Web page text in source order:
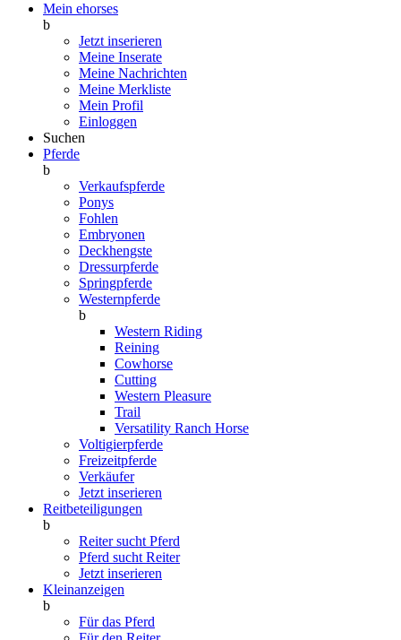
Mein ehorses
b
Jetzt inserieren
Meine Inserate
Meine Nachrichten
Meine Merkliste
Mein Profil
Einloggen
Suchen
Pferde
b
Verkaufspferde
Ponys
Fohlen
Embryonen
Deckhengste
Dressurpferde
Springpferde
Westernpferde
b
Western Riding
Reining
Cowhorse
Cutting
Western Pleasure
Trail
Versatility Ranch Horse
Voltigierpferde
Freizeitpferde
Verkäufer
Jetzt inserieren
Reitbeteiligungen
b
Reiter sucht Pferd
Pferd sucht Reiter
Jetzt inserieren
Kleinanzeigen
b
Für das Pferd